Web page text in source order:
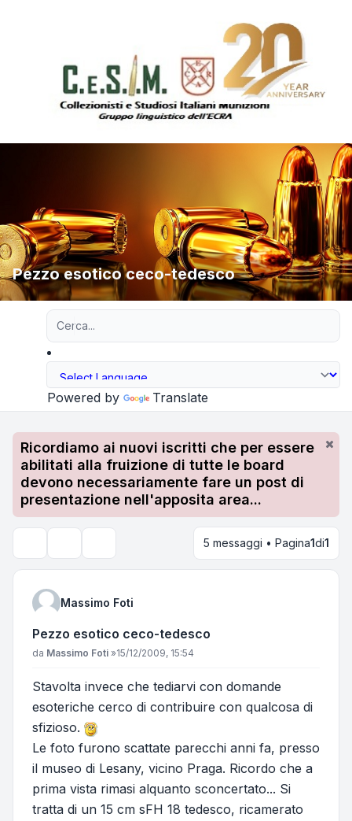
Pezzo esotico ceco-tedesco
Powered by Translate
Ricordiamo ai nuovi iscritti che per essere
abilitati alla fruizione di tutte le board
devono necessariamente fare un post di
presentazione nell'apposita area...
5 messaggi • Pagina1di1
Massimo Foti
Pezzo esotico ceco-tedesco
Messaggio
da Massimo Foti »15/12/2009, 15:54
Stavolta invece che tediarvi con domande
esoteriche cerco di contribuire con qualcosa di
sfizioso.
Le foto furono scattate parecchi anni fa, presso
il museo di Lesany, vicino Praga. Ricordo che a
prima vista rimasi alquanto sconcertato... Si
tratta di un 15 cm sFH 18 tedesco, ricamerato